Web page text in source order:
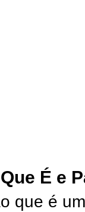
É e
que é